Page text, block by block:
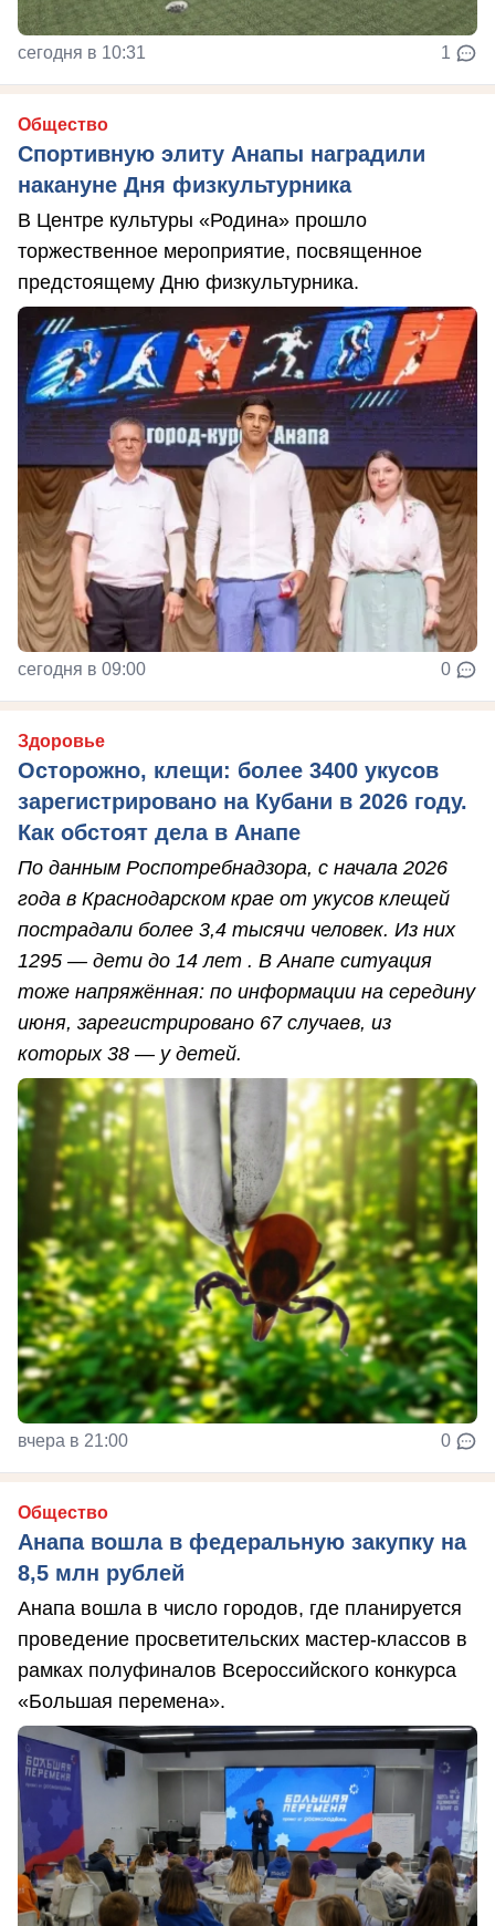
сегодня в 10:31 1
Общество
Спортивную элиту Анапы наградили
накануне Дня физкультурника
В Центре культуры «Родина» прошло
торжественное мероприятие, посвященное
предстоящему Дню физкультурника.
сегодня в 09:00 0
Здоровье
Осторожно, клещи: более 3400 укусов
зарегистрировано на Кубани в 2026 году.
Как обстоят дела в Анапе
По данным Роспотребнадзора, с начала 2026
года в Краснодарском крае от укусов клещей
пострадали более 3,4 тысячи человек. Из них
1295 — дети до 14 лет . В Анапе ситуация
тоже напряжённая: по информации на середину
июня, зарегистрировано 67 случаев, из
которых 38 — у детей.
вчера в 21:00 0
Общество
Анапа вошла в федеральную закупку на
8,5 млн рублей
Анапа вошла в число городов, где планируется
проведение просветительских мастер-классов в
рамках полуфиналов Всероссийского конкурса
«Большая перемена».